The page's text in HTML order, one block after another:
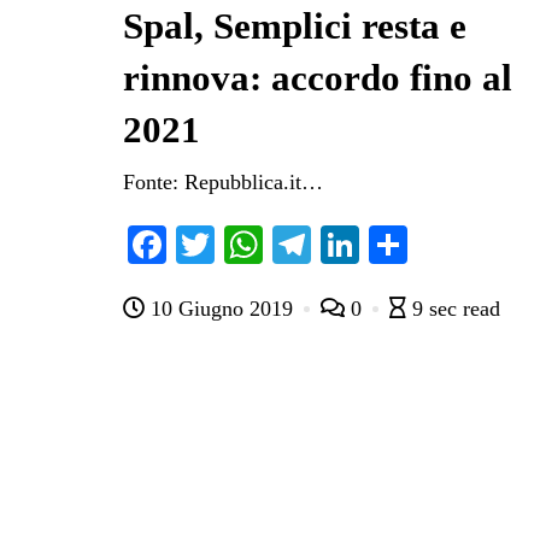
Spal, Semplici resta e
rinnova: accordo fino al
2021
Fonte: Repubblica.it…
Fa
bo
T
tte
W
ts
Te
gr
Li
ed di
10 Giugno 2019 0 9 sec read